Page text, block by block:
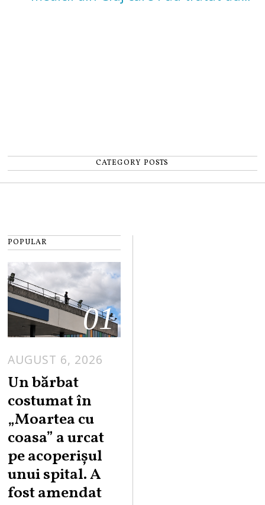
CATEGORY POSTS
POPULAR
01
AUGUST 6, 2026
Un bărbat
costumat în
„Moartea cu
coasa” a urcat
pe acoperișul
unui spital. A
fost amendat